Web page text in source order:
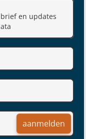
en updates
aanmelden